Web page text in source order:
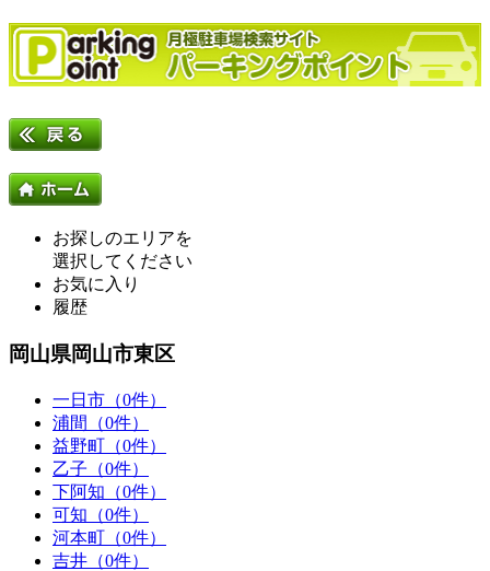
お探しのエリアを
選択してください
お気に入り
履歴
岡山県岡山市東区
一日市（0件）
浦間（0件）
益野町（0件）
乙子（0件）
下阿知（0件）
可知（0件）
河本町（0件）
吉井（0件）